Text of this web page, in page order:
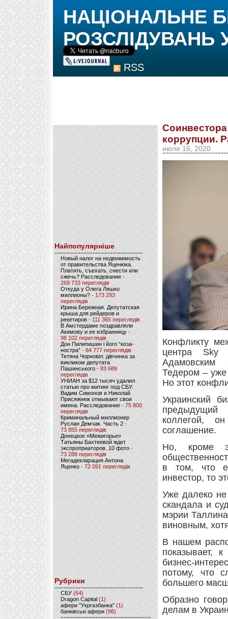
RSS
НАЦІОНАЛЬНЕ
РОЗСЛІДУВАНЬ
Найпопулярніше
Новый налог на недвижимость
от правительства Яценюка.
Платить, съехать, снести или
сжечь? Расследование-
269 733 переглядів
Откуда у Олега Ляшко
миллионы? - 173 293
переглядів
Ирина Бережная. Депутатская
крыша для рейдеров и
рекетиров - 111 365 переглядів
В Амстердаме поздравляли
Акимову и ее избранницу -
98 102 переглядів
Дон Пилипишин і його “коза-
ностра” - 84 777 переглядів
Тетяна Чорновіл: дівчинка за
викликом депутата
Пашинського- 83 689
переглядів
УНИАН за $12 тысяч удалил
статью про митинг под СБУ.
Вадим Симонов и Николай
Присяжнюк отмывают свои
имена. Расследование - 75 800
переглядів
Криминальный миллионер
Руслан Демчак. Часть 2-
73 855 переглядів
Донецкое «Межигорье»
Татьяны Бахтеевой ждет
экспроприаторов. 10 фото -
73 288 переглядів
Мегадекларация Антона
Яценко - 72 091 переглядів
Рубрики
CБУ (64)
Dragon Capital (1)
афери "Укргазбанка" (1)
банківські афери (96)
коррупции.
июля 16, 2020
Конфликту
центра Sky
Адамовским
Тедером – уже
Но этот
Украинский
предыдущий
коллегой,
соглашение.
Но, кроме
в том, что
инвестор, то
Уже далеко
скандала и
мэрии
виновным,
В нашем
показывает,
бизнес-
потому, что
большего
Образно
делам в